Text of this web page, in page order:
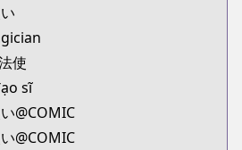
series/water-
series/336111
使
sĩ
@COMIC
@COMIC